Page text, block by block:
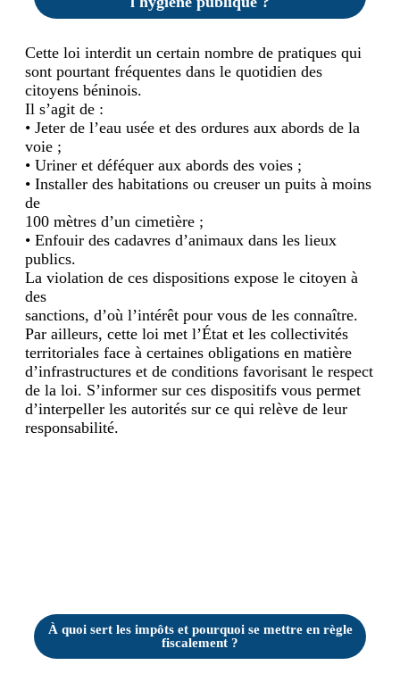
Cette loi interdit un certain nombre de pratiques qui
sont pourtant fréquentes dans le quotidien des
citoyens béninois.
Il s’agit de :
• Jeter de l’eau usée et des ordures aux abords de la
voie ;
• Uriner et déféquer aux abords des voies ;
• Installer des habitations ou creuser un puits à moins
de
100 mètres d’un cimetière ;
• Enfouir des cadavres d’animaux dans les lieux
publics.
La violation de ces dispositions expose le citoyen à
des
sanctions, d’où l’intérêt pour vous de les connaître.
Par ailleurs, cette loi met l’État et les collectivités
territoriales face à certaines obligations en matière
d’infrastructures et de conditions favorisant le respect
de la loi. S’informer sur ces dispositifs vous permet
d’interpeller les autorités sur ce qui relève de leur
responsabilité.
À quoi sert les impôts et pourquoi se mettre en règle
fiscalement ?